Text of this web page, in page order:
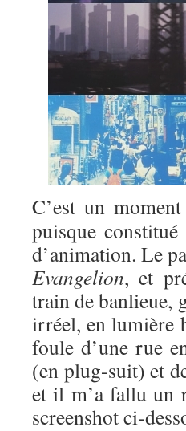
C’est un
puisque
d’animation. Le
Evangelion, et
train de banlieue,
irréel, en lumière
foule d’une rue
(en plug-suit) et
et il m’a fallu un
screenshot ci-